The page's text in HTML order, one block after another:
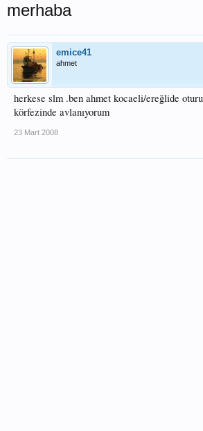
merhaba
emice41
ahmet
herkese slm .ben ahmet kocaeli/ereğlide
körfezinde avlanıyorum
23 Mart 2008